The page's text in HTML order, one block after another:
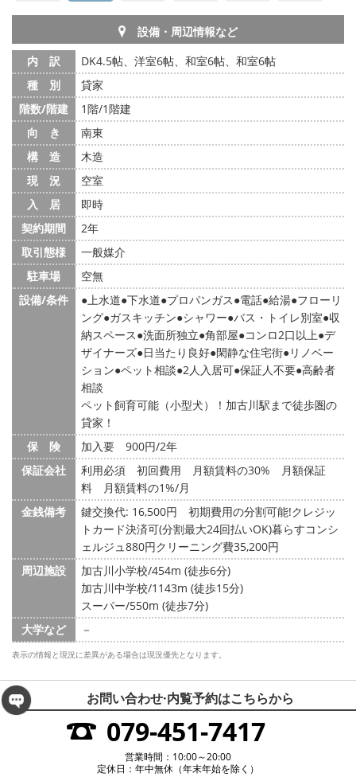
設備・周辺情報など
内 訳
DK4.5帖、洋室6帖、和室6帖、和室6帖
種 別
貸家
階数/階建
1階/1階建
向 き
南東
構 造
木造
現 況
空室
入 居
即時
契約期間
2年
取引態様
一般媒介
駐車場
空無
設備/条件
上水道 下水道 プロパンガス 電話 給湯 フローリ
ング ガスキッチン シャワー バス・トイレ別室 収
納スペース 洗面所独立 角部屋 コンロ2口以上 デ
ザイナーズ 日当たり良好 閑静な住宅街 リノベー
ション ペット相談 2人入居可 保証人不要 高齢者
相談
ペット飼育可能（小型犬）！加古川駅まで徒歩圏の
貸家！
保 険
加入要 900円/2年
保証会社
利用必須 初回費用 月額賃料の30% 月額保証
料 月額賃料の1%/月
金銭備考
鍵交換代: 16,500円
初期費用の分割可能!クレジッ
トカード決済可(分割最大24回払いOK)暮らすコンシ
ェルジュ880円クリーニング費35,200円
周辺施設
加古川小学校/454m (徒歩6分)
加古川中学校/1143m (徒歩15分)
スーパー/550m (徒歩7分)
大学など
－
表示の情報と現況に差異がある場合は現況優先となります。
お問い合わせ·内覧予約はこちらから
079-451-7417
営業時間：10:00～20:00
定休日：年中無休（年末年始を除く）